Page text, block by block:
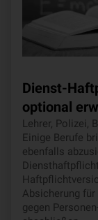
Dienst-
optional
Lehrer, Polizei,
Einige Berufe
ebenfalls
Absicherung
gegen